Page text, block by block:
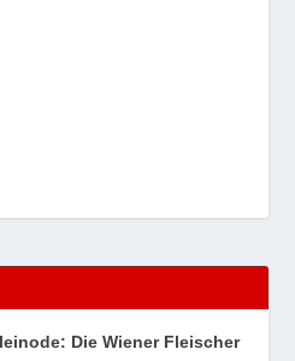
Die Wiener Fleischer